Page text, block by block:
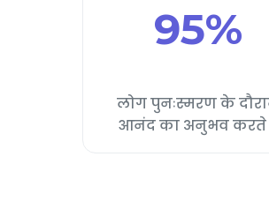
95%
लोग पुनःस्मरण के
आनंद का अनुभव करते